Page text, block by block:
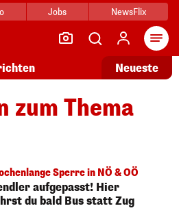
Jobs NewsFlix
Neueste
zum Thema
Sperre in NÖ & OÖ
aufgepasst! Hier
du bald Bus statt Zug